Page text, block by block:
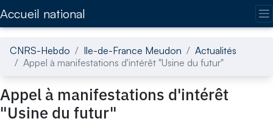
Accueil national
CNRS-Hebdo Ile-de-France Meudon
Actualités
Appel à manifestations d'intérêt "Usine du futur"
Appel à manifestations d'intérêt
"Usine du futur"